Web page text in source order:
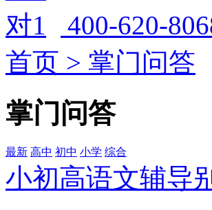
400-620-
首页 > 掌门问答
掌门问答
最新 高中 初中 小学 综合
小初高语文辅导